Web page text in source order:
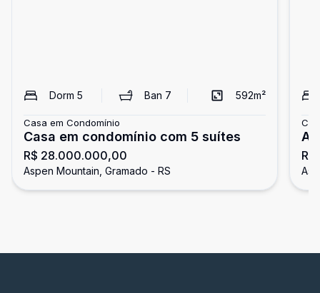
Dorm 5 Ban 7 592m²
Casa em Condomínio
Casa em condomínio com 5 suítes
R$ 28.000.000,00
Aspen Mountain, Gramado - RS